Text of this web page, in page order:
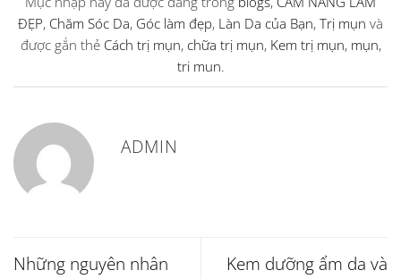
ĐẸP, Chăm Sóc Da, Góc làm đẹp, Làn Da của Bạn,Trị mụn và
được gắn thẻ Cách trị mụn,chữa trị mụn, Kem trị mụn, mụn,
tri mun.
ADMIN
Những nguyên nhân
Kem dưỡng ẩm da và